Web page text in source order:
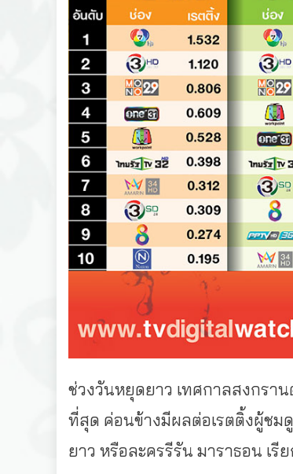
ช่วงวันหยุดยาว เทศกาลสงกรา
ที่สุด ค่อนข้างมีผลต่อเรตติ้งผู้ช
ยาว หรือละครรีรัน มาราธอน เ